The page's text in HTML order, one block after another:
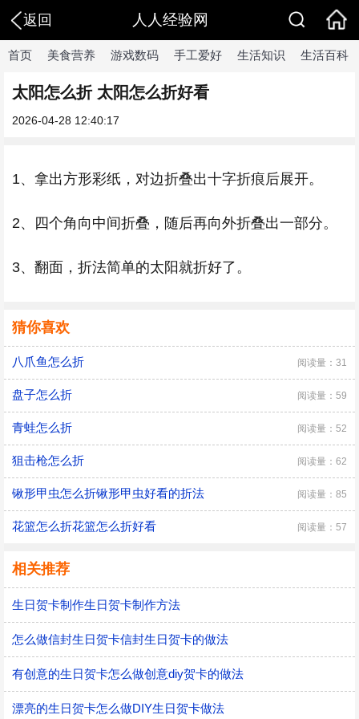
返回 人人经验网
首页 美食营养 游戏数码 手工爱好 生活知识 生活百科
太阳怎么折 太阳怎么折好看
2026-04-28 12:40:17
1、拿出方形彩纸，对边折叠出十字折痕后展开。
2、四个角向中间折叠，随后再向外折叠出一部分。
3、翻面，折法简单的太阳就折好了。
猜你喜欢
八爪鱼怎么折 阅读量：31
盘子怎么折 阅读量：59
青蛙怎么折 阅读量：52
狙击枪怎么折 阅读量：62
锹形甲虫怎么折锹形甲虫好看的折法 阅读量：85
花篮怎么折花篮怎么折好看 阅读量：57
相关推荐
生日贺卡制作生日贺卡制作方法
怎么做信封生日贺卡信封生日贺卡的做法
有创意的生日贺卡怎么做创意diy贺卡的做法
漂亮的生日贺卡怎么做DIY生日贺卡做法